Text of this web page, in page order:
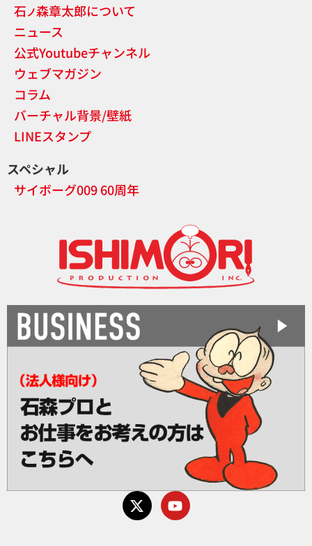
石ノ森章太郎について
ニュース
公式Youtubeチャンネル
ウェブマガジン
コラム
バーチャル背景/壁紙
LINEスタンプ
スペシャル
サイボーグ009 60周年